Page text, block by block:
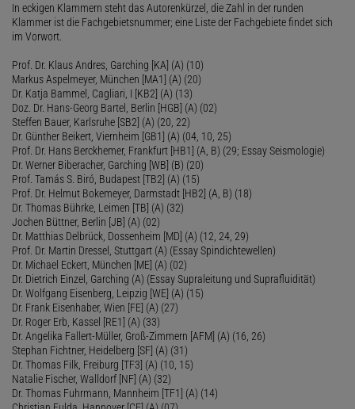
In eckigen Klammern steht das Autorenkürzel, die Zahl in der runden
Klammer ist die Fachgebietsnummer; eine Liste der Fachgebiete findet sich
im Vorwort.
Prof. Dr. Klaus Andres, Garching [KA] (A) (10)
Markus Aspelmeyer, München [MA1] (A) (20)
Dr. Katja Bammel, Cagliari, I [KB2] (A) (13)
Doz. Dr. Hans-Georg Bartel, Berlin [HGB] (A) (02)
Steffen Bauer, Karlsruhe [SB2] (A) (20, 22)
Dr. Günther Beikert, Viernheim [GB1] (A) (04, 10, 25)
Prof. Dr. Hans Berckhemer, Frankfurt [HB1] (A, B) (29; Essay Seismologie)
Dr. Werner Biberacher, Garching [WB] (B) (20)
Prof. Tamás S. Biró, Budapest [TB2] (A) (15)
Prof. Dr. Helmut Bokemeyer, Darmstadt [HB2] (A, B) (18)
Dr. Thomas Bührke, Leimen [TB] (A) (32)
Jochen Büttner, Berlin [JB] (A) (02)
Dr. Matthias Delbrück, Dossenheim [MD] (A) (12, 24, 29)
Prof. Dr. Martin Dressel, Stuttgart (A) (Essay Spindichtewellen)
Dr. Michael Eckert, München [ME] (A) (02)
Dr. Dietrich Einzel, Garching (A) (Essay Supraleitung und Suprafluidität)
Dr. Wolfgang Eisenberg, Leipzig [WE] (A) (15)
Dr. Frank Eisenhaber, Wien [FE] (A) (27)
Dr. Roger Erb, Kassel [RE1] (A) (33)
Dr. Angelika Fallert-Müller, Groß-Zimmern [AFM] (A) (16, 26)
Stephan Fichtner, Heidelberg [SF] (A) (31)
Dr. Thomas Filk, Freiburg [TF3] (A) (10, 15)
Natalie Fischer, Walldorf [NF] (A) (32)
Dr. Thomas Fuhrmann, Mannheim [TF1] (A) (14)